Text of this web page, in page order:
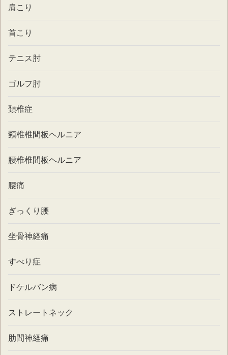
肩こり
首こり
テニス肘
ゴルフ肘
頚椎症
頸椎椎間板ヘルニア
腰椎椎間板ヘルニア
腰痛
ぎっくり腰
坐骨神経痛
すべり症
ドケルバン病
ストレートネック
肋間神経痛